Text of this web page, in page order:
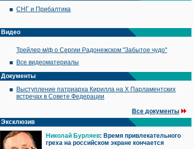
СНГ и Прибалтика
Видео
Трейлер м/ф о Сергии Радонежском "Забытое чудо"
Все видеоматериалы
Документы
Выступление патриарха Кирилла на X Парламентских
встречах в Совете Федерации
Все документы
Эксклюзив
Николай Бурляев: Время привлекательного
греха на российском экране кончается